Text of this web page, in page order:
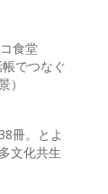
食堂
でつなぐ
）
冊。とよ
文化共生